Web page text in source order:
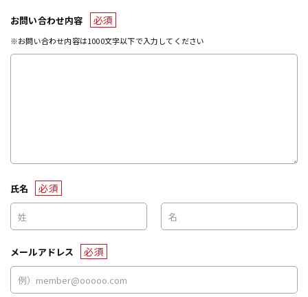
お問い合わせ内容 必須
※お問い合わせ内容は1000文字以下で入力してください
氏名 必須
メールアドレス 必須